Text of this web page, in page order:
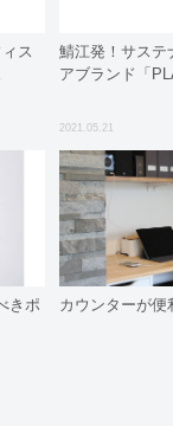
ス
鯖江発！サステ
アブランド「
2021.05.21
きポ
カウンターが便